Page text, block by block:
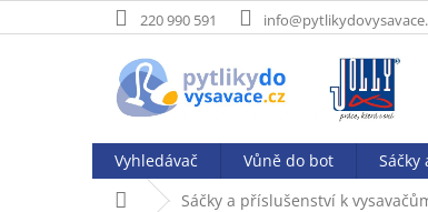
na
220 990 591
Vyhledávač Vůně do bot Sáčky
Domů Sáčky a příslušenství k